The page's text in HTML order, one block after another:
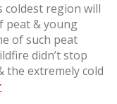
coldest region will
peat & young
of such peat
didn’t stop
extremely cold